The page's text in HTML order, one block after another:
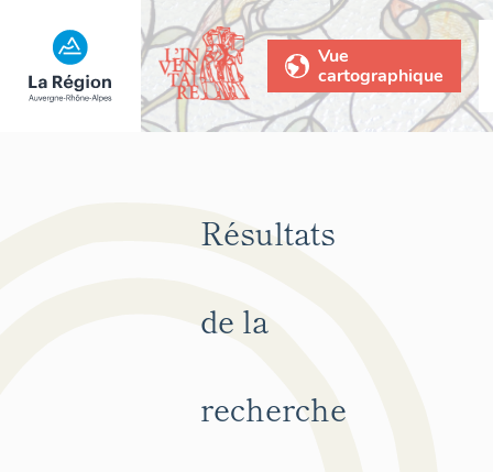
Vue
cartographique
Résultats
de la
recherche